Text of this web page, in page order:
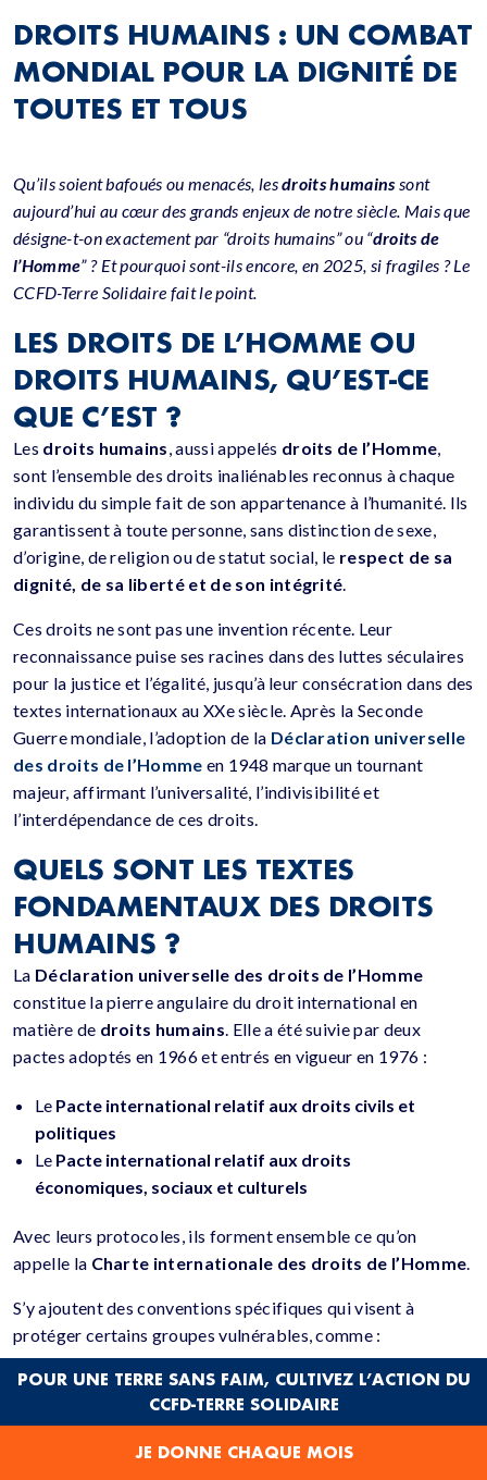
DROITS HUMAINS : UN COMBAT
MONDIAL POUR LA DIGNITÉ DE
TOUTES ET TOUS
Qu’ils soient bafoués ou menacés, lesdroits humains sont
aujourd’hui au cœur des grands enjeux de notre siècle. Mais que
désigne-t-on exactement par “droits humains” ou “droits de
l’Homme” ? Et pourquoi sont-ils encore, en 2025, si fragiles ? Le
CCFD-Terre Solidaire fait le point.
LES DROITS DE L’HOMME OU
DROITS HUMAINS, QU’EST-CE
QUE C’EST ?
Les droits humains, aussi appelés droits de l’Homme,
sont l’ensemble des droits inaliénables reconnus à chaque
individu du simple fait de son appartenance à l’humanité. Ils
garantissent à toute personne, sans distinction de sexe,
d’origine, de religion ou de statut social, le respect de sa
dignité, de sa liberté et de son intégrité.
Ces droits ne sont pas une invention récente. Leur
reconnaissance puise ses racines dans des luttes séculaires
pour la justice et l’égalité, jusqu’à leur consécration dans des
textes internationaux au XXe siècle. Après la Seconde
Guerre mondiale, l’adoption de la Déclaration universelle
des droits de l’Homme en 1948 marque un tournant
majeur, affirmant l’universalité, l’indivisibilité et
l’interdépendance de ces droits.
QUELS SONT LES TEXTES
FONDAMENTAUX DES DROITS
HUMAINS ?
La Déclaration universelle des droits de l’Homme
constitue la pierre angulaire du droit international en
matière de droits humains. Elle a été suivie par deux
pactes adoptés en 1966 et entrés en vigueur en 1976 :
Le Pacte international relatif aux droits civils et
politiques
Le Pacte international relatif aux droits
économiques, sociaux et culturels
Avec leurs protocoles, ils forment ensemble ce qu’on
appelle la Charte internationale des droits de l’Homme.
S’y ajoutent des conventions spécifiques qui visent à
protéger certains groupes vulnérables, comme :
La Convention relative aux droits de l’enfant (1989)
La Convention sur l’élimination de toutes les formes de
La Convention relative aux droits des personnes
POUR UNE TERRE SANS FAIM, CULTIVEZ L’ACTION DU
CCFD-TERRE SOLIDAIRE
JE DONNE CHAQUE MOIS